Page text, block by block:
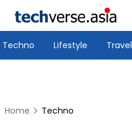
Techno Lifestyle Travel
Home Techno